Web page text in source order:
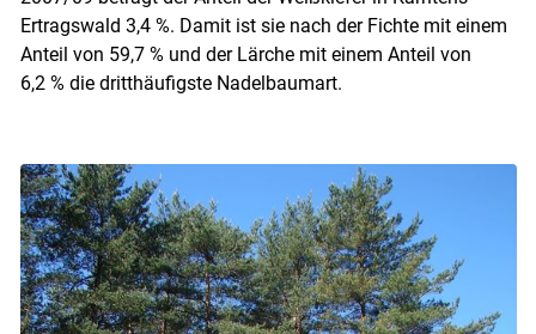
Ertragswald 3,4 %. Damit ist sie nach der Fichte mit einem
Anteil von 59,7 % und der Lärche mit einem Anteil von
6,2 % die dritthäufigste Nadelbaumart.